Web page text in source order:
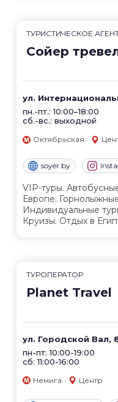
ТУРИСТИЧЕСКОЕ
Сойер
ул.
пн.-пт.: 10:00–18:00
сб.-вс.: выходной
Октябрьская
soyer.by
VIP-туры.
Европе.
Индивидуальные
Круизы. Отдых в
ТУРОПЕРАТОР
Planet Travel
ул. Городской Вал,
пн-пт: 10:00-19:00
сб: 11:00-16:00
Немига Центр